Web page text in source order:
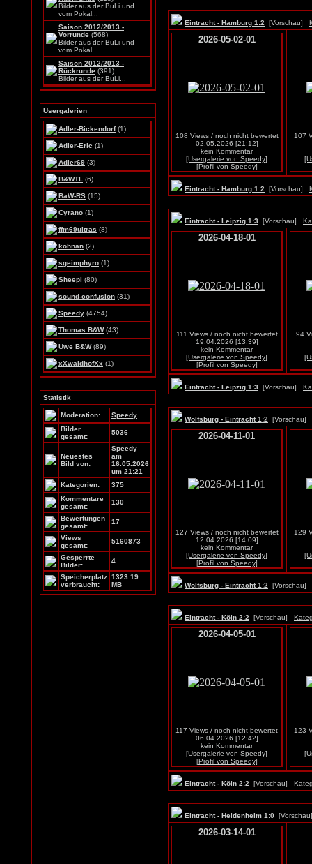
Bilder aus der BuLi und
vom Pokal...
Saison 2012/2013 -
Vorrunde (568)
Bilder aus der BuLi und
vom Pokal...
Saison 2012/2013 -
Rückrunde (391)
Bilder aus der BuLi...
Usergalerien
Adler-Bickendorf(1)
Adler-Eric (1)
Adler69 (3)
B&WTL (6)
BaW-RS (15)
Cyrano (1)
ffm69ultras (8)
kohnan (2)
sgeimphyro (1)
Sheepi (80)
sound-confusion (31)
Speedy (4754)
Thomas B&W(43)
Uwe B&W(89)
xXwaldhofXx (1)
Statistik
Moderation:
Speedy
Bilder
gesamt:
5036
Neuestes
Bild von:
Speedy
am
16.05.2026
um 21:21
Kategorien:
375
Kommentare
gesamt:
130
Bewertungen
gesamt:
17
Views
gesamt:
5160873
Gesperrte
Bilder:
4
Speicherplatz
verbraucht:
1323.19
MB
Eintracht - Hamburg 1:2 [Vorschau]
2026-05-02-01
108 Views / noch nicht bewertet
02.05.2026 [21:12]
kein Kommentar
[Usergalerie von Speedy]
[Profil von Speedy]
107
Eintracht - Hamburg 1:2 [Vorschau]
Eintracht - Leipzig 1:3 [Vorschau]
2026-04-18-01
111 Views / noch nicht bewertet
19.04.2026 [13:39]
kein Kommentar
[Usergalerie von Speedy]
[Profil von Speedy]
94
Eintracht - Leipzig 1:3 [Vorschau]
Wolfsburg - Eintracht 1:2 [Vorschau]
2026-04-11-01
127 Views / noch nicht bewertet
12.04.2026 [14:09]
kein Kommentar
[Usergalerie von Speedy]
[Profil von Speedy]
129
Wolfsburg - Eintracht 1:2 [Vorschau]
Eintracht - Köln 2:2 [Vorschau]
2026-04-05-01
117 Views / noch nicht bewertet
06.04.2026 [12:42]
kein Kommentar
[Usergalerie von Speedy]
[Profil von Speedy]
123
Eintracht - Köln 2:2 [Vorschau]
Eintracht - Heidenheim 1:0
2026-03-14-01